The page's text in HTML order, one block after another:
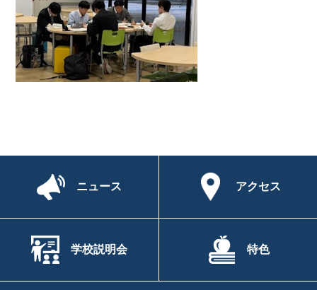
ニュース アクセス
学校説明会 特色